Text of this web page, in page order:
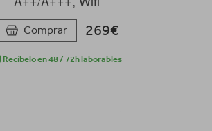
Comprar 269€
Recíbelo en 48 / 72h laborables